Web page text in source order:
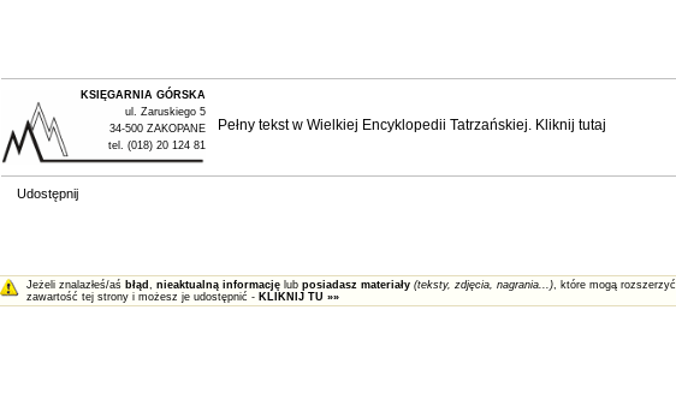
KSIĘGARNIA GÓRSKA
ul. Zaruskiego 5
34-500 ZAKOPANE
tel. (018) 20 124 81
Pełny tekst w Wielkiej Encyklopedii Tatrzańskiej. Kliknij tutaj
Udostępnij
Jeżeli znalazłeś/aś błąd , nieaktualną informację lub posiadasz materiały (teksty, zdjęcia, nagrania...), które mogą rozszerzyć
zawartość tej strony i możesz je udostępnić - KLIKNIJ TU »»